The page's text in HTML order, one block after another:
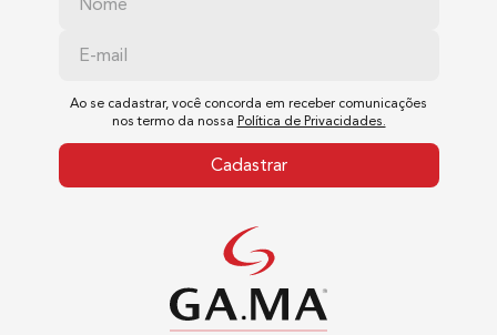
Ao se cadastrar, você concorda em receber comunicações
nos termo da nossa Política de Privacidades.
Cadastrar